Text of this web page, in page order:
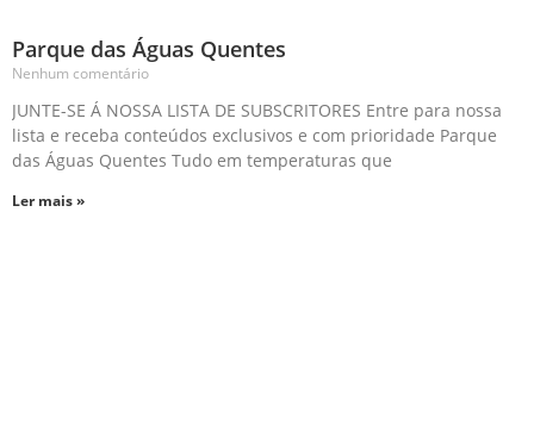
Parque das Águas Quentes
Nenhum comentário
JUNTE-SE Á NOSSA LISTA DE SUBSCRITORES Entre para nossa
lista e receba conteúdos exclusivos e com prioridade Parque
das Águas Quentes Tudo em temperaturas que
Ler mais »